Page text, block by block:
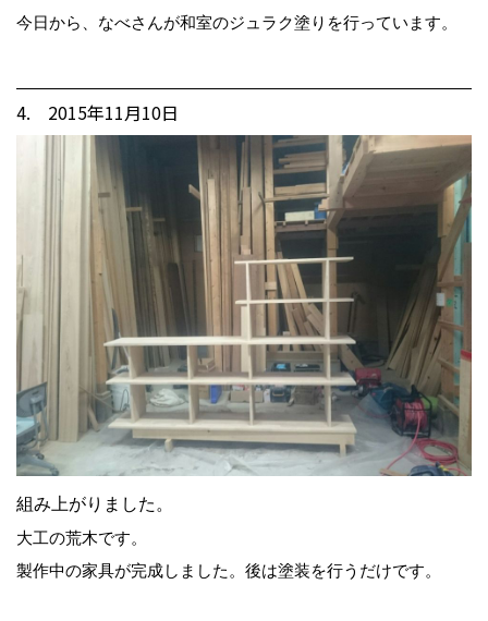
今日から、なべさんが和室のジュラク塗りを行っています。
4. 2015年11月10日
組み上がりました。
大工の荒木です。
製作中の家具が完成しました。後は塗装を行うだけです。